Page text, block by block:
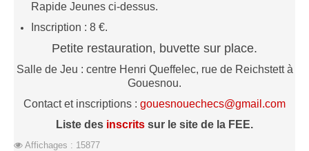
Les infos
Rapide Jeunes ci-dessus.
Inscription : 8 €.
Petite restauration, buvette sur place.
Salle de Jeu : centre Henri Queffelec, rue de Reichstett à
Gouesnou.
Contact et inscriptions : gouesnouechecs@gmail.com
Liste des inscrits sur le site de la FEE.
Affichages : 15877